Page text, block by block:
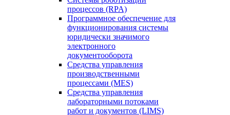
процессов (RPA)
Программное обеспечение для
функционирования системы
юридически значимого
электронного
документооборота
Средства управления
производственными
процессами (MES)
Средства управления
лабораторными потоками
работ и документов (LIMS)